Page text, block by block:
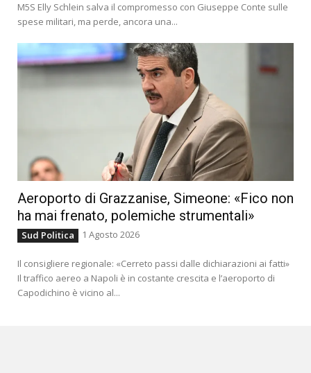
M5S Elly Schlein salva il compromesso con Giuseppe Conte sulle
spese militari, ma perde, ancora una...
Aeroporto di Grazzanise, Simeone: «Fico non
ha mai frenato, polemiche strumentali»
Sud Politica 1 Agosto 2026
Il consigliere regionale: «Cerreto passi dalle dichiarazioni ai fatti»
Il traffico aereo a Napoli è in costante crescita e l’aeroporto di
Capodichino è vicino al...